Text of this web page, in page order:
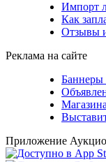
Импорт
Как
Отзывы
Реклама на сайте
Баннеры
Приложение